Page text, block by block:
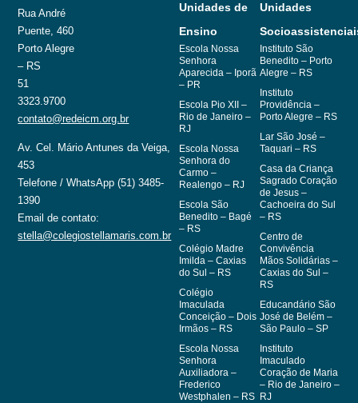
Rua André
Puente, 460
Porto Alegre
– RS
51
3323.9700
contato@redeicm.org.br
Av. Cel. Mário Antunes da Veiga,
453
Telefone / WhatsApp (51) 3485-
1390
Email de contato:
stella@colegiostellamaris.com.br
Unidades de
Ensino
Escola Nossa
Senhora
Aparecida – Iporã
– PR
Escola Pio XII –
Rio de Janeiro –
RJ
Escola Nossa
Senhora do
Carmo –
Realengo – RJ
Escola São
Benedito – Bagé
– RS
Colégio Madre
Imilda – Caxias
do Sul – RS
Colégio
Imaculada
Conceição – Dois
Irmãos – RS
Escola Nossa
Senhora
Auxiliadora –
Frederico
Westphalen – RS
Unidades
Instituto São
Benedito – Porto
Alegre – RS
Instituto
Providência –
Porto Alegre – RS
Lar São José –
Taquari – RS
Casa da Criança
Sagrado Coração
de Jesus –
Cachoeira do Sul
– RS
Centro de
Convivência
Mãos Solidárias –
Caxias do Sul –
RS
Educandário São
José de Belém –
São Paulo – SP
Instituto
Imaculado
Coração de Maria
– Rio de Janeiro –
RJ